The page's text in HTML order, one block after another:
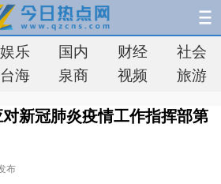
娱乐 国内 财经
社会
台海 泉商 视频 旅游
新冠肺炎疫情工作指挥部第
布